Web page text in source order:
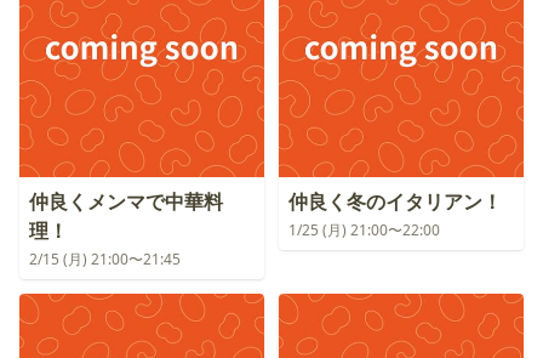
仲良くメンマで中華料
理！
2/15 (月) 21:00〜21:45
仲良く冬のイタリアン！
1/25 (月) 21:00〜22:00